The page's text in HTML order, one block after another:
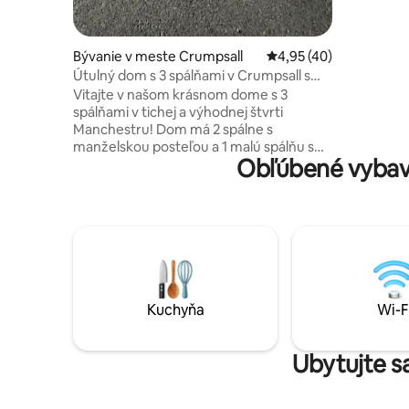
Bývanie v meste Crumpsall Priemerné
4,95 (40)
Útulný dom s 3 spálňami v Crumpsall s
bezplatným parkovaním
Vitajte v našom krásnom dome s 3
spálňami v tichej a výhodnej štvrti
Manchestru! Dom má 2 spálne s
manželskou posteľou a 1 malú spálňu s
manželskou posteľou, ideálny pre rodiny,
priateľov alebo obchodných cestujúcich.
zastávky električky V blízkosti centra
Manchestru, štadióna Etihad, Len pár
minút od nákupného parku Manchester
Fort Retail Park a ulice Cheetham Hill
reštaurácií a obchodov
Obľúbené
Kuchyňa Wi-
Ubytujte